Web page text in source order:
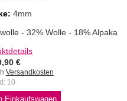
4mm
- 32% Wolle - 18% Alpaka
€
Versandkosten
10